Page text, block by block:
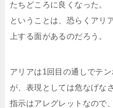
たちどころに良くなった。
ということは、恐らくアリ
上する面があるのだろう。
アリアは1回目の通しでテ
が、表現としては危なげな
指示はアレグレットなので